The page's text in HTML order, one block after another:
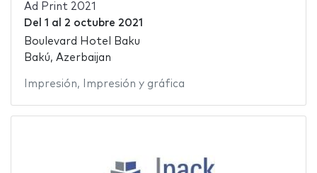
Ad Print 2021
Del 1 al 2 octubre 2021
Boulevard Hotel Baku
Bakú, Azerbaijan
Impresión, Impresión y gráfica